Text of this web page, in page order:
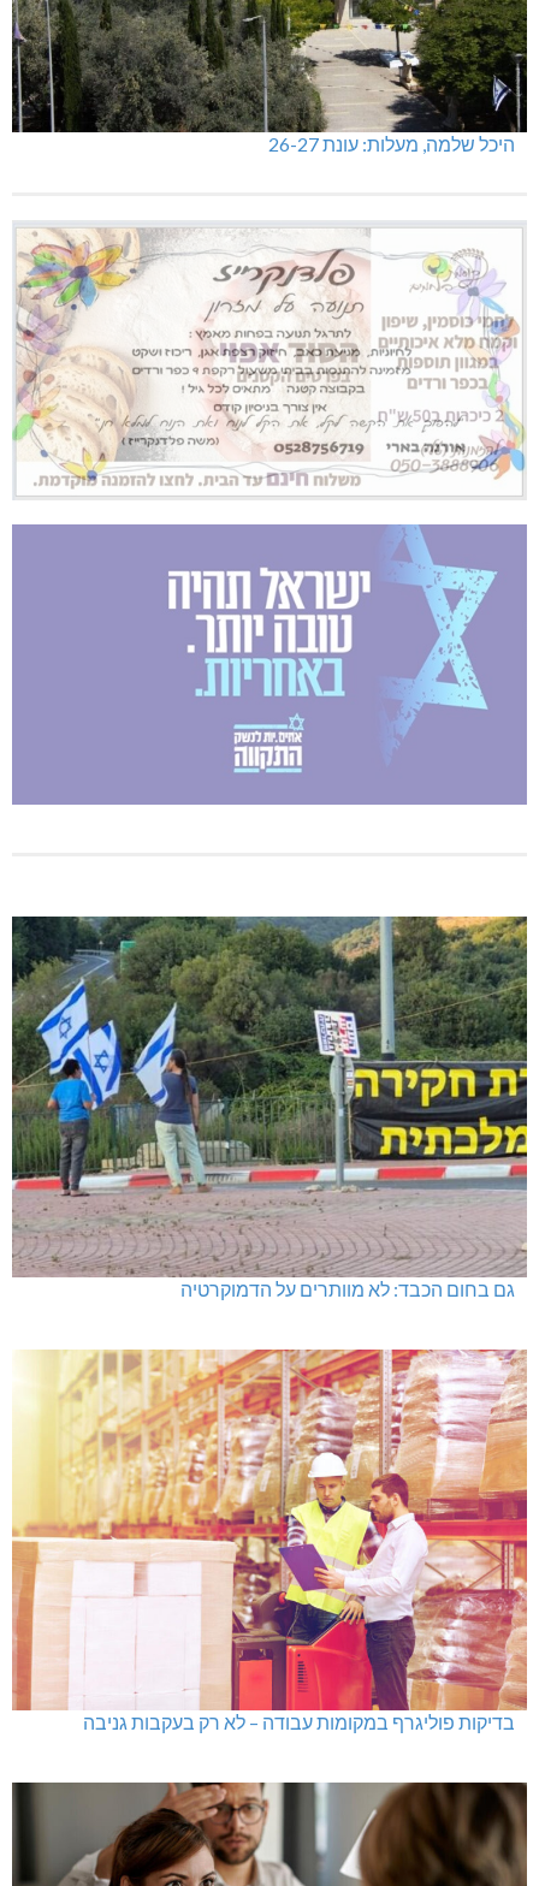
היכל שלמה, מעלות: עונת 26-27
גם בחום הכבד: לא מוותרים על הדמוקרטיה
בדיקות פוליגרף במקומות עבודה – לא רק בעקבות גניבה